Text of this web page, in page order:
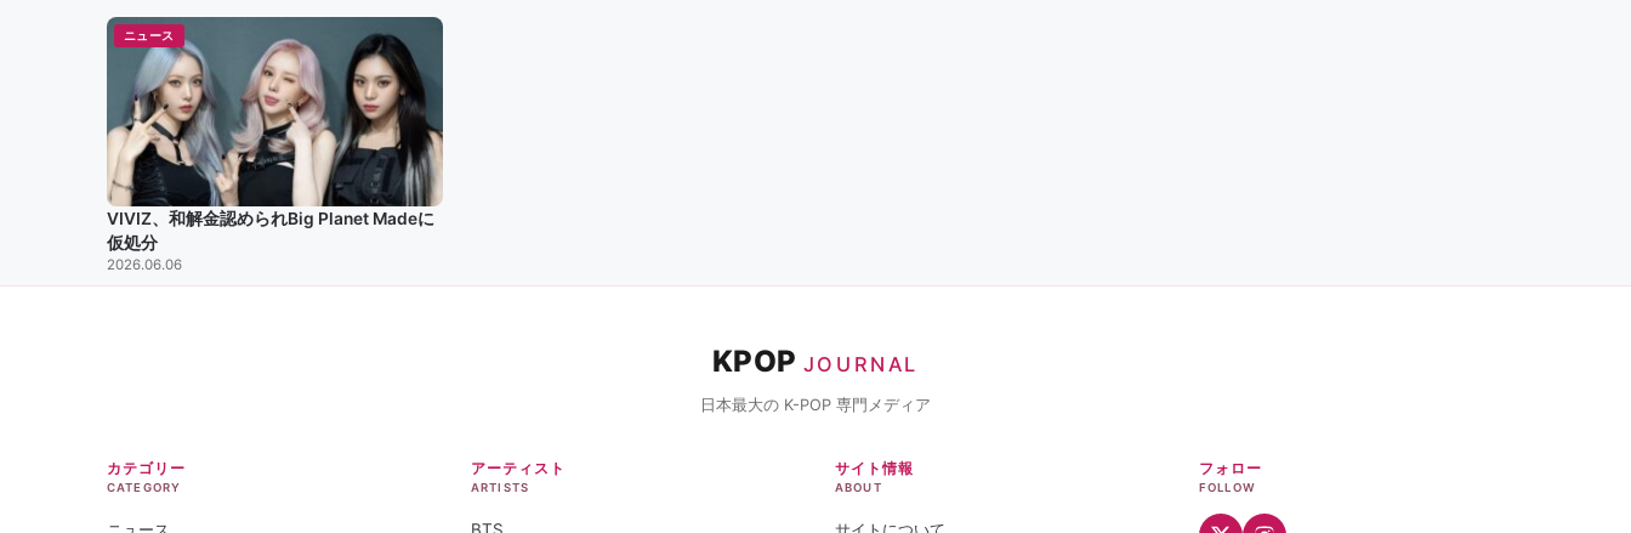
ニュース
VIVIZ、和解金認められBig Planet Madeに
仮処分
2026.06.06
KPOP JOURNAL
日本最大の K-POP 専門メディア
カテゴリー
CATEGORY
アーティスト
ARTISTS
サイト情報
ABOUT
フォロー
FOLLOW